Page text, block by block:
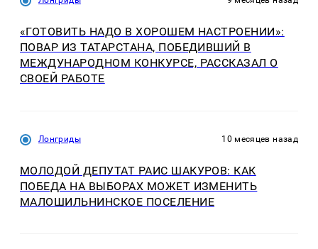
«ГОТОВИТЬ НАДО В ХОРОШЕМ НАСТРОЕНИИ»:
ПОВАР ИЗ ТАТАРСТАНА, ПОБЕДИВШИЙ В
МЕЖДУНАРОДНОМ КОНКУРСЕ, РАССКАЗАЛ О
СВОЕЙ РАБОТЕ
Лонгриды 10 месяцев назад
МОЛОДОЙ ДЕПУТАТ РАИС ШАКУРОВ: КАК
ПОБЕДА НА ВЫБОРАХ МОЖЕТ ИЗМЕНИТЬ
МАЛОШИЛЬНИНСКОЕ ПОСЕЛЕНИЕ